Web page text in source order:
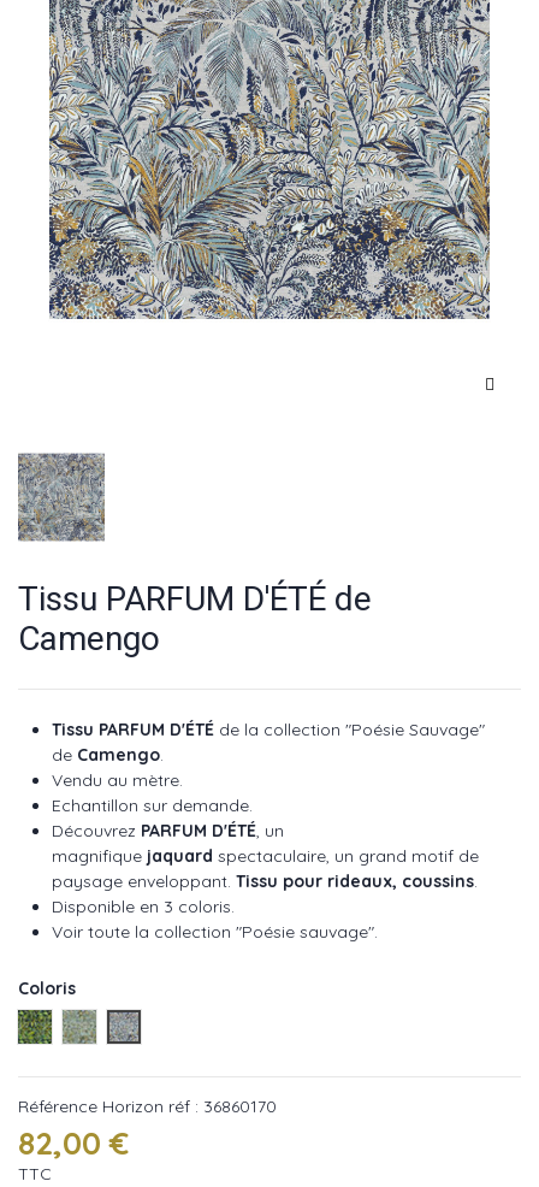
Tissu PARFUM D'ÉTÉ de
Camengo
Tissu PARFUM D'ÉTÉ de la collection "Poésie Sauvage"
de Camengo
Vendu au mètre.
Echantillon sur demande.
Découvrez PARFUM D'ÉTÉ , un
magnifique jaquard spectaculaire, un grand motif de
paysage enveloppant. Tissu pour rideaux, coussins
Disponible en 3 coloris.
Voir toute la collection "Poésie sauvage".
Coloris
Foret réf : 36860365
Ciel réf : 36860236
Horizon réf : 36860170
Référence Horizon réf : 36860170
82,00 €
TTC